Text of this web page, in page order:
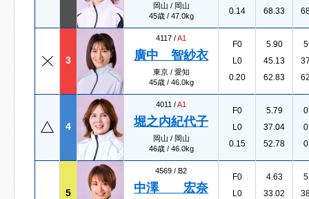
岡山 / 岡山
45歳 / 47.0kg
0.14
68.33
3
4117 /A1
廣中 智紗衣
東京 / 愛知
45歳 / 46.0kg
F0
L0
0.20
5.90
45.13
62.83
4
4011 /A1
堀之内紀代子
岡山 / 岡山
46歳 / 46.0kg
F0
L0
0.15
5.79
37.04
52.78
5
4569 / B2
中澤 宏奈
F0
L0
4.63
33.02